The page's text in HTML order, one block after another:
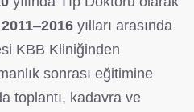
2011–2016 yılları arasında
KBB Kliniğinden
sonrası eğitimine
toplantı, kadavra ve